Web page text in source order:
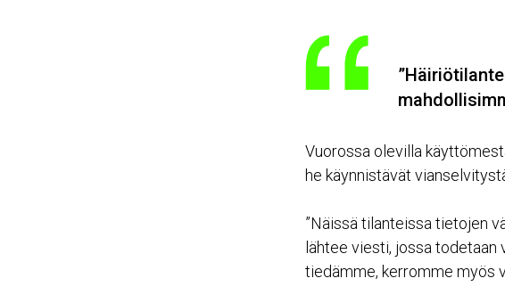
Vuorossa olevilla
he käynnistävät
”Näissä tilanteissa tietojen
lähtee viesti, jossa
tiedämme, kerromme myös